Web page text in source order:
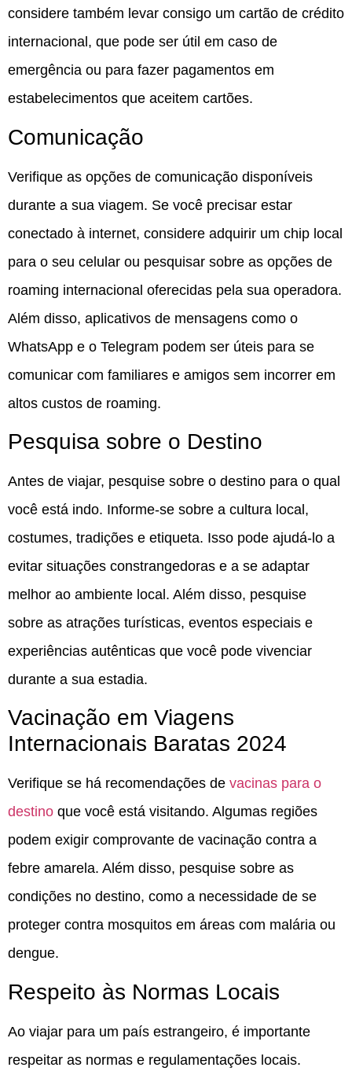
considere também levar consigo um cartão de crédito
internacional, que pode ser útil em caso de
emergência ou para fazer pagamentos em
estabelecimentos que aceitem cartões.
Comunicação
Verifique as opções de comunicação disponíveis
durante a sua viagem. Se você precisar estar
conectado à internet, considere adquirir um chip local
para o seu celular ou pesquisar sobre as opções de
roaming internacional oferecidas pela sua operadora.
Além disso, aplicativos de mensagens como o
WhatsApp e o Telegram podem ser úteis para se
comunicar com familiares e amigos sem incorrer em
altos custos de roaming.
Pesquisa sobre o Destino
Antes de viajar, pesquise sobre o destino para o qual
você está indo. Informe-se sobre a cultura local,
costumes, tradições e etiqueta. Isso pode ajudá-lo a
evitar situações constrangedoras e a se adaptar
melhor ao ambiente local. Além disso, pesquise
sobre as atrações turísticas, eventos especiais e
experiências autênticas que você pode vivenciar
durante a sua estadia.
Vacinação em Viagens
Internacionais Baratas 2024
Verifique se há recomendações de vacinas para o
destino que você está visitando. Algumas regiões
podem exigir comprovante de vacinação contra a
febre amarela. Além disso, pesquise sobre as
condições no destino, como a necessidade de se
proteger contra mosquitos em áreas com malária ou
dengue.
Respeito às Normas Locais
Ao viajar para um país estrangeiro, é importante
respeitar as normas e regulamentações locais.